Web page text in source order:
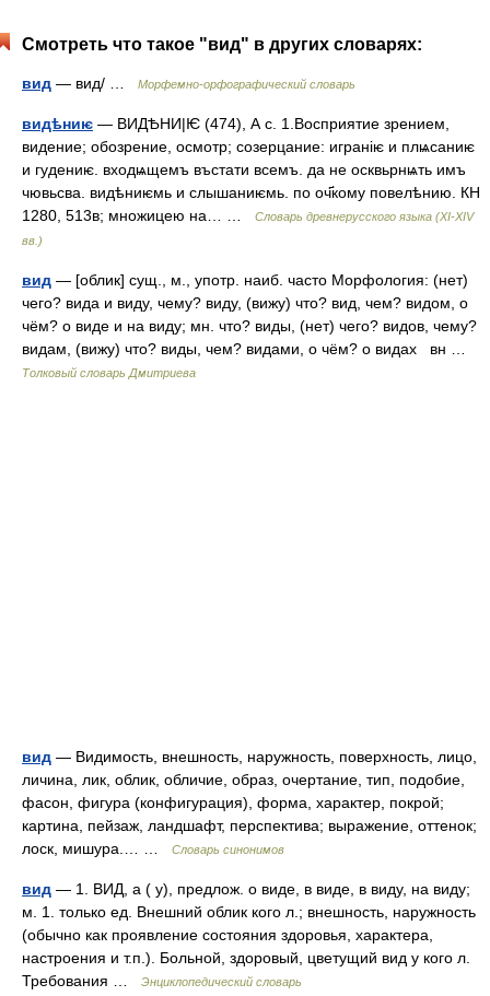
Смотреть что такое "вид" в других словарях:
вид — вид/ … Морфемно-орфографический словарь
видѣниѥ — ВИДѢНИ|Ѥ (474), А с. 1.Восприятие зрением,
видение; обозрение, осмотр; созерцание: игранiѥ и плѩсаниѥ
и гудениѥ. входѩщемъ въстати всемъ. да не осквьрнѩть имъ
чювьсва. видѣниѥмь и слышаниѥмь. по оч҃кому повелѣнию. КН
1280, 513в; множицею на… …
Словарь древнерусского языка (XI-XIV
вв.)
вид — [облик] сущ., м., употр. наиб. часто Морфология: (нет)
чего? вида и виду, чему? виду, (вижу) что? вид, чем? видом, о
чём? о виде и на виду; мн. что? виды, (нет) чего? видов, чему?
видам, (вижу) что? виды, чем? видами, о чём? о видах вн …
Толковый словарь Дмитриева
вид — Видимость, внешность, наружность, поверхность, лицо,
личина, лик, облик, обличие, образ, очертание, тип, подобие,
фасон, фигура (конфигурация), форма, характер, покрой;
картина, пейзаж, ландшафт, перспектива; выражение, оттенок;
лоск, мишура.… …
Словарь синонимов
вид — 1. ВИД, а ( у), предлож. о виде, в виде, в виду, на виду;
м. 1. только ед. Внешний облик кого л.; внешность, наружность
(обычно как проявление состояния здоровья, характера,
настроения и т.п.). Больной, здоровый, цветущий вид у кого л.
Требования …
Энциклопедический словарь